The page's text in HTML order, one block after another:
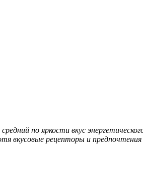
по яркости вкус
вкусовые рецепторы и